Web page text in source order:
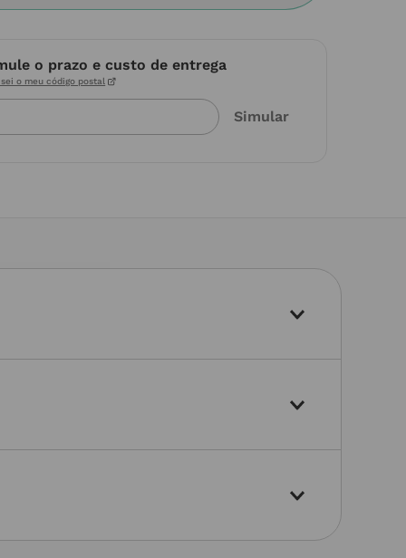
o prazo e custo de entrega
sei o meu código postal